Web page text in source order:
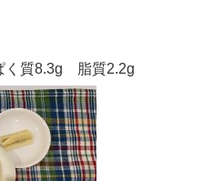
く質8.3g 脂質2.2g